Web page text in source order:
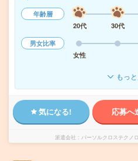
年齢層
20代
30代
男女比率
女性
もっ
気になる! 応募へ
派遣会社 パーソルクロステクノ